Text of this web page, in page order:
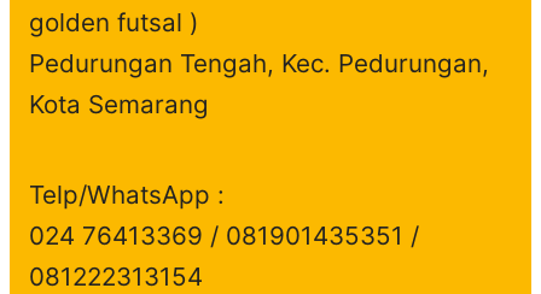
golden futsal )
Pedurungan Tengah, Kec. Pedurungan,
Kota Semarang
Telp/WhatsApp :
024 76413369 / 081901435351 /
081222313154